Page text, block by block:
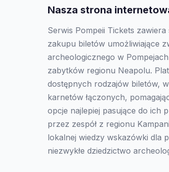
Nasza strona
Serwis Pompeii Tickets
zakupu biletów umożliwiające
archeologicznego w
zabytków regionu Neapolu.
dostępnych rodzajów biletów,
karnetów łączonych,
opcje najlepiej pasujące do ich
przez zespół z regionu
lokalnej wiedzy wskazówki dla
niezwykłe dziedzictwo